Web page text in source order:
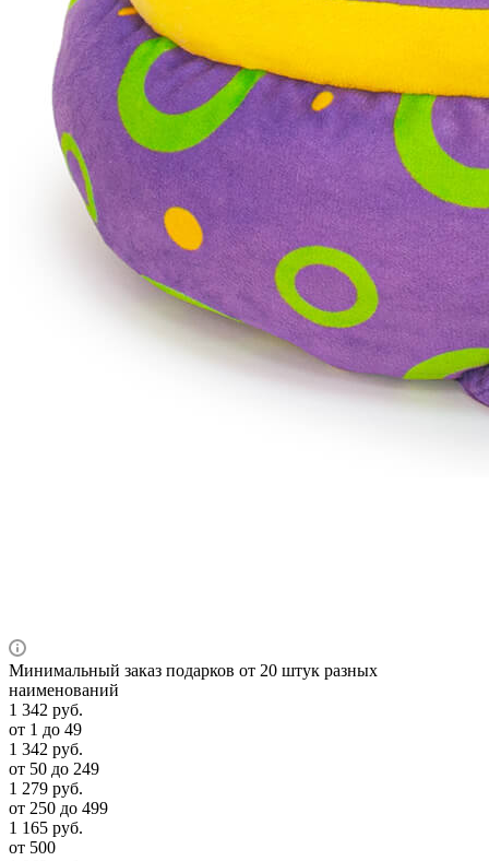
Минимальный заказ подарков от 20 штук разных
наименований
1 342 руб.
от 1 до 49
1 342 руб.
от 50 до 249
1 279 руб.
от 250 до 499
1 165 руб.
от 500